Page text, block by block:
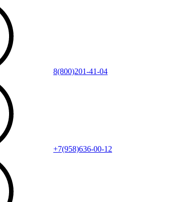
8(800)201-41-04
+7(958)636-00-12